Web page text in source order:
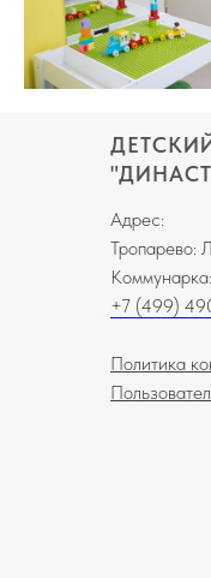
Адрес:
Тропарево:
+7 (499)
Политика